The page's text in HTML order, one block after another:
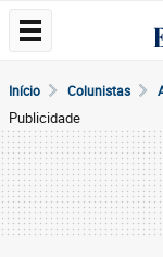
Início Colunistas
Publicidade